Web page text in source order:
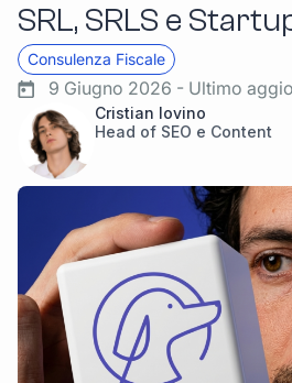
SRL, SRLS e
Consulenza Fiscale
9 Giugno 2026 - Ultimo
Cristian Iovino
Head of SEO e Content